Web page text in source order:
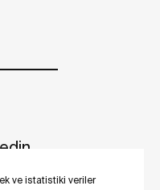
ve istatistiki veriler